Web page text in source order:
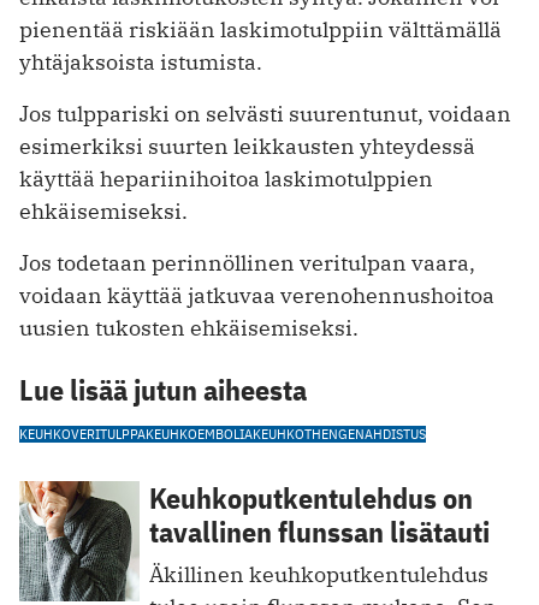
pienentää riskiään laskimotulppiin välttämällä
yhtäjaksoista istumista.
Jos tulppariski on selvästi suurentunut, voidaan
esimerkiksi suurten leikkausten yhteydessä
käyttää hepariinihoitoa laskimotulppien
ehkäisemiseksi.
Jos todetaan perinnöllinen veritulpan vaara,
voidaan käyttää jatkuvaa verenohennushoitoa
uusien tukosten ehkäisemiseksi.
Lue lisää jutun aiheesta
KEUHKOVERITULPPAKEUHKOEMBOLIAKEUHKOTHENGENAHDISTUS
Keuhkoputkentulehdus on
tavallinen flunssan lisätauti
Äkillinen keuhkoputkentulehdus